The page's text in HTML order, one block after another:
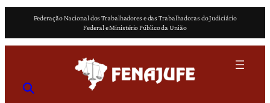
o
Federação Nacional dos Trabalhadores e das Trabalhadoras do Judiciário
Federal e Ministério Público da União